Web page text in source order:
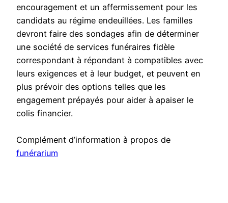
encouragement et un affermissement pour les
candidats au régime endeuillées. Les familles
devront faire des sondages afin de déterminer
une société de services funéraires fidèle
correspondant à répondant à compatibles avec
leurs exigences et à leur budget, et peuvent en
plus prévoir des options telles que les
engagement prépayés pour aider à apaiser le
colis financier.
Complément d’information à propos de
funérarium